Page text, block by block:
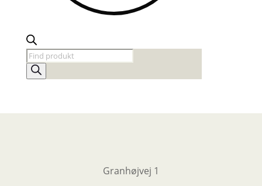
Products
search
Granhøjvej 1